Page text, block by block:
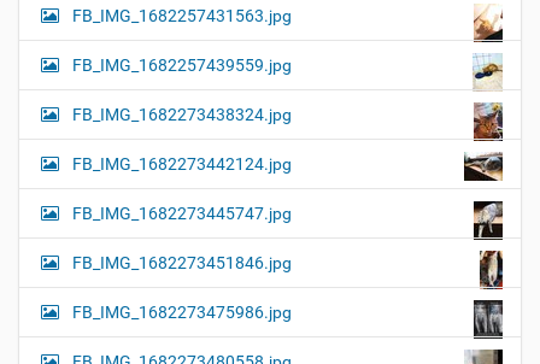
FB_IMG_1682257431563.jpg
FB_IMG_1682257439559.jpg
FB_IMG_1682273438324.jpg
FB_IMG_1682273442124.jpg
FB_IMG_1682273445747.jpg
FB_IMG_1682273451846.jpg
FB_IMG_1682273475986.jpg